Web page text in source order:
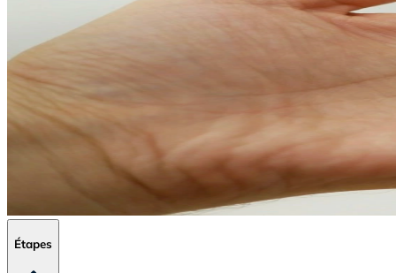
Étapes